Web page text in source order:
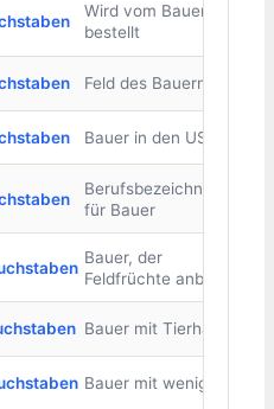
Wird vom Bauern
bestellt
Feld des Bauern
Bauer in den USA
Berufsbezeichnung
für Bauer
Bauer, der
Feldfrüchte anbaut
Bauer mit Tierhaltung
Bauer mit wenig Land